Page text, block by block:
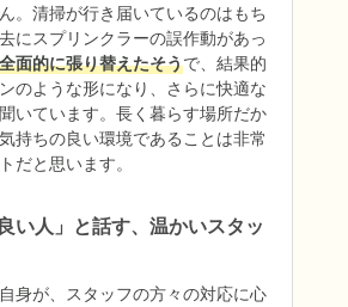
。清掃が行き届いているのはもち
にスプリンクラーの誤作動があっ
面的に張り替えたそうで、結果的
のような形になり、さらに快適な
いています。長く暮らす場所だか
持ちの良い環境であることは非常
だと思います。
い人」と話す、温かいスタッ
身が、スタッフの方々の対応に心